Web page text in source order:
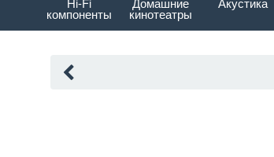
компоненты кинотеатры